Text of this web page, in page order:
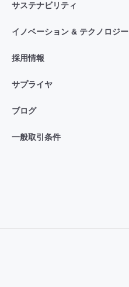
サステナビリティ
イノベーション & テクノロジー
採用情報
サプライヤ
ブログ
一般取引条件